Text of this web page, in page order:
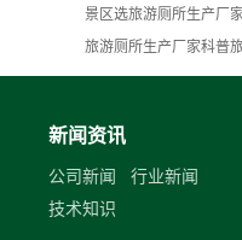
景区选旅游厕所生产厂
旅游厕所生产厂家科普
新闻资讯
公司新闻
行业新闻
技术知识